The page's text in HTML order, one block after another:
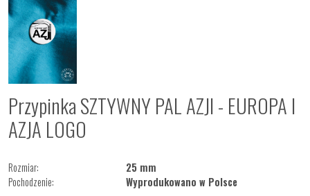
Przypinka SZTYWNY PAL AZJI - EUROPA I
AZJA LOGO
Rozmiar:
25 mm
Pochodzenie:
Wyprodukowano w Polsce